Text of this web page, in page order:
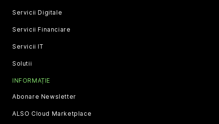
Servicii Digitale
Servicii Financiare
Servicii IT
Solutii
INFORMAȚIE
Abonare Newsletter
ALSO Cloud Marketplace